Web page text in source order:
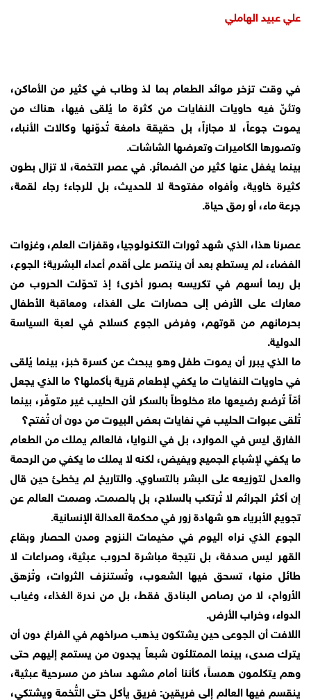
علي عبيد الهاملي
في وقت تزخر موائد الطعام بما لذ وطاب في كثير من الأماكن،
وتئنّ فيه حاويات النفايات من كثرة ما يُلقى فيها، هناك من
يموت جوعاً، لا مجازاً، بل حقيقة دامغة تُدوّنها وكالات الأنباء،
وتصورها الكاميرات وتعرضها الشاشات.
بينما يغفل عنها كثير من الضمائر. في عصر التخمة، لا تزال بطون
كثيرة خاوية، وأفواه مفتوحة لا للحديث، بل للرجاء؛ رجاء لقمة،
جرعة ماء، أو رمق حياة.
عصرنا هذا، الذي شهد ثورات التكنولوجيا، وقفزات العلم، وغزوات
الفضاء، لم يستطع بعد أن ينتصر على أقدم أعداء البشرية؛ الجوع،
بل ربما أسهم في تكريسه بصور أخرى؛ إذ تحوّلت الحروب من
معارك على الأرض إلى حصارات على الغذاء، ومعاقبة الأطفال
بحرمانهم من قوتهم، وفرض الجوع كسلاح في لعبة السياسة
الدولية.
ما الذي يبرر أن يموت طفل وهو يبحث عن كسرة خبز، بينما يُلقى
في حاويات النفايات ما يكفي لإطعام قرية بأكملها؟ ما الذي يجعل
أمّاً تُرضع رضيعها ماءً مخلوطاً بالسكر لأن الحليب غير متوفّر، بينما
تُلقى عبوات الحليب في نفايات بعض البيوت من دون أن تُفتح؟
الفارق ليس في الموارد، بل في النوايا، فالعالم يملك من الطعام
ما يكفي لإشباع الجميع ويفيض، لكنه لا يملك ما يكفي من الرحمة
والعدل لتوزيعه على البشر بالتساوي. والتاريخ لم يخطئ حين قال
إن أكثر الجرائم لا تُرتكب بالسلاح، بل بالصمت. وصمت العالم عن
تجويع الأبرياء هو شهادة زور في محكمة العدالة الإنسانية.
الجوع الذي نراه اليوم في مخيمات النزوح ومدن الحصار وبقاع
القهر ليس صدفة، بل نتيجة مباشرة لحروب عبثية، وصراعات لا
طائل منها، تسحق فيها الشعوب، وتُستنزف الثروات، وتُزهق
الأرواح، لا من رصاص البنادق فقط، بل من ندرة الغذاء، وغياب
الدواء، وخراب الأرض.
اللافت أن الجوعى حين يشتكون يذهب صراخهم في الفراغ دون أن
يترك صدى، بينما الممتلئون شبعاً يجدون من يستمع إليهم حتى
وهم يتكلمون همساً، كأننا أمام مشهد ساخر من مسرحية عبثية،
ينقسم فيها العالم إلى فريقين: فريق يأكل حتى التُّخمة ويشتكي،